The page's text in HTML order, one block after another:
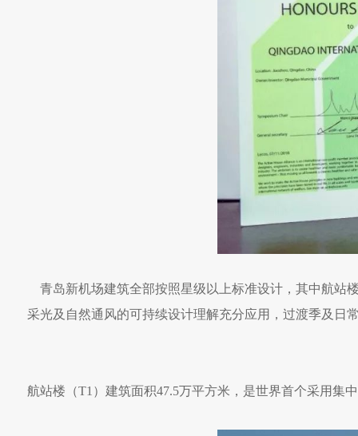
青岛新机场建筑全部按照星级以上标准设计，其中航站
采光及自然通风的可持续设计理解充分应用，过渡季及日
航站楼（T1）建筑面积47.5万平方米，是世界首个采用集